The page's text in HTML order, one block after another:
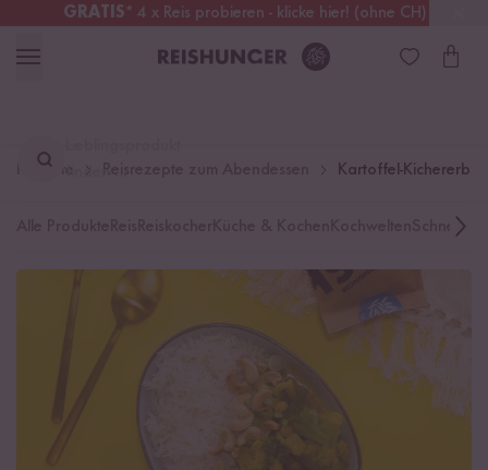
GRATIS* 4 x Reis probieren - klicke hier! (ohne CH)
Schweiz Alle Zölle & Steuern inklusive
finden ...
Rezepte Kartoffel-
Schnelle